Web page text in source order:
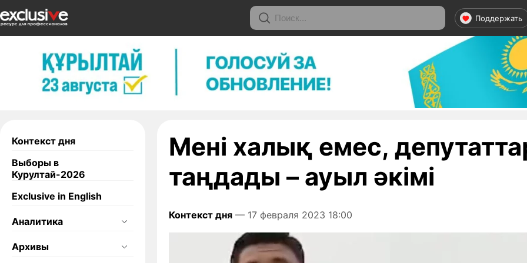
Поддержать
Контекст дня
Выборы в
Курултай-2026
Exclusive in English
Аналитика
Архивы
Мені халық емес,
таңдады – ауыл әкімі
Контекст дня — 17 февраля 2023 18:00